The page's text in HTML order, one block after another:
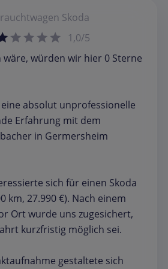
Skoda
1,0/5
wäre, würden wir hier 0 Sterne
absolut unprofessionelle
Erfahrung mit dem
in Germersheim
sich für einen Skoda
km, 27.990 €). Nach einem
Ort wurde uns zugesichert,
kurzfristig möglich sei.
gestaltete sich